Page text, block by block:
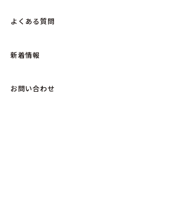
よくある質問
新着情報
お問い合わせ